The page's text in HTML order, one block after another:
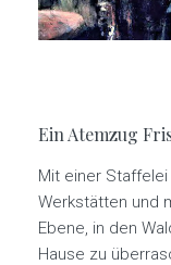
Ein Atemzug
Mit einer
Werkstätten und
Ebene, in den
Hause zu